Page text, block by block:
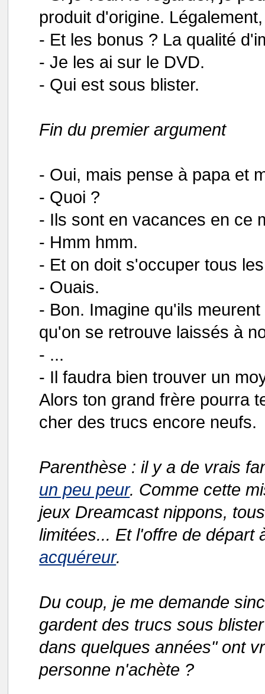
produit d'origine.
- Et les bonus ? La qualité
- Je les ai sur le DVD.
- Qui est sous blister.
Fin du premier argument
- Oui, mais pense à papa et
- Quoi ?
- Ils sont en vacances en ce
- Hmm hmm.
- Et on doit s'occuper tous
- Ouais.
- Bon. Imagine qu'ils
qu'on se retrouve laissés à
- ...
- Il faudra bien trouver un
Alors ton grand frère pourra
cher des trucs encore neufs.
Parenthèse : il y a de vrais
un peu peur. Comme cette
jeux Dreamcast nippons,
limitées... Et l'offre de départ
acquéreur.
Du coup, je me demande
gardent des trucs sous
dans quelques années" ont
personne n'achète ?